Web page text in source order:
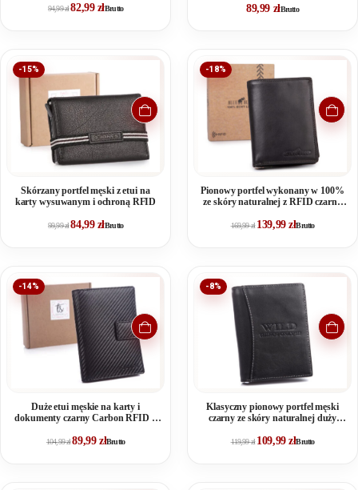
94,99zł82,99 złBrutto 89,99 złBrutto
-15%
Skórzany portfel męski z etui na
karty wysuwanym i ochroną RFID
99,99zł84,99 złBrutto
-18%
Pionowy portfel wykonany w 100%
ze skóry naturalnej z RFID czarny
169,99zł 139,99złBrutto
-14%
Duże etui męskie na karty i
dokumenty czarny Carbon RFID J
104,99zł89,99 złBrutto
-8%
Klasyczny pionowy portfel męski
czarny ze skóry naturalnej duży
119,99zł 109,99złBrutto